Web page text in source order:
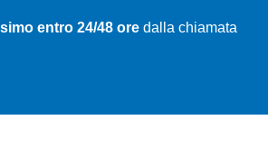
entro 24/48 oredalla chiamata